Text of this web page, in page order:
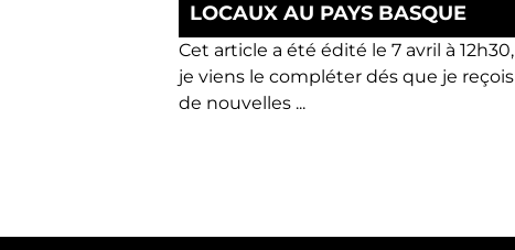
LOCAUX AU PAYS BASQUE
Cet article a été édité le 7 avril à 12h30,
je viens le compléter dés que je reçois
de nouvelles ...